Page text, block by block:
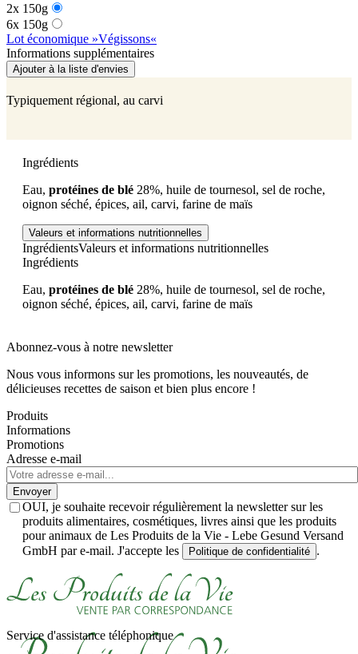
2x 150g
6x 150g
Lot économique »Végissons«
Informations supplémentaires
Ajouter à la liste d'envies
Typiquement régional, au carvi
Ingrédients
Eau, protéines de blé 28%, huile de tournesol, sel de roche,
oignon séché, épices, ail, carvi, farine de maïs
Valeurs et informations nutritionnelles
IngrédientsValeurs et informations nutritionnelles
Ingrédients
Eau, protéines de blé 28%, huile de tournesol, sel de roche,
oignon séché, épices, ail, carvi, farine de maïs
Abonnez-vous à notre newsletter
Nous vous informons sur les promotions, les nouveautés, de
délicieuses recettes de saison et bien plus encore !
Produits
Informations
Promotions
Adresse e-mail
Envoyer
OUI, je souhaite recevoir régulièrement la newsletter sur les
produits alimentaires, cosmétiques, livres ainsi que les produits
pour animaux de Les Produits de la Vie - Lebe Gesund Versand
GmbH par e-mail. J'accepte les
Politique de confidentialité .
Service d'assistance téléphonique